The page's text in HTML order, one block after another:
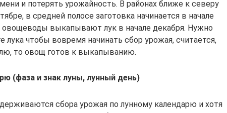
и потерять урожайность. В районах ближе к северу
в средней полосе заготовка начинается в начале
овощеводы выкапывают лук в начале декабря. Нужно
лука чтобы вовремя начинать сбор урожая, считается,
то овощ готов к выкапыванию.
(фаза и знак луны, лунный день)
сбора урожая по лунному календарю и хотя